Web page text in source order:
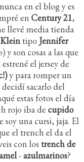
en el blog y es
en Century 21,
llevé media tienda
tipo Jennifer
y son cosas a las que
el jersey de
y para romper un
sacarlo del
estas fotos el día
rojo iba de cupido
soy una cursi, jaja. El
el trench el da el
con los trench de
-azulmarinos?